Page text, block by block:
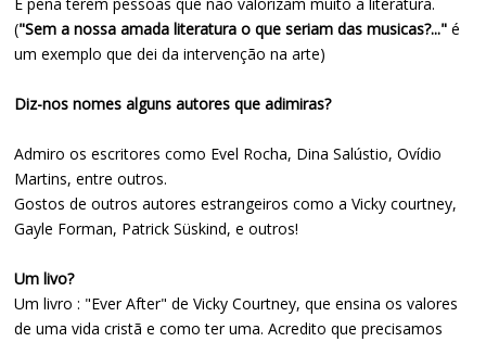
("Sem a nossa amada literatura o que seriam das musicas?..." é
um exemplo que dei da intervenção na arte)
Diz-nos nomes alguns autores que adimiras?
Admiro os escritores como Evel Rocha, Dina Salústio, Ovídio
Martins, entre outros.
Gostos de outros autores estrangeiros como a Vicky courtney,
Gayle Forman, Patrick Süskind, e outros!
Um livo?
Um livro : "Ever After" de Vicky Courtney, que ensina os valores
de uma vida cristã e como ter uma. Acredito que precisamos